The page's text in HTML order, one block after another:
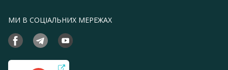
МИ В СОЦІАЛЬНИХ МЕРЕЖАХ